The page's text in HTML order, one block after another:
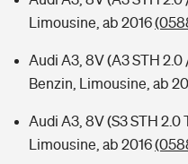
Limousine, ab 2016
Audi A3, 8V (A3 STH 2.0
Benzin, Limousine, ab
Audi A3, 8V (S3 STH 2.0
Limousine, ab 2016